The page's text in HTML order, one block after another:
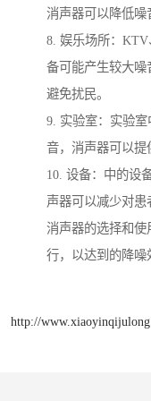
消声器可以降低噪
8. 娱乐场所：
备可能产生较大噪
避免扰民。
9. 实验室：实验
音，消声器可以提
10. 设备：中的设
声器可以减少对患
消声器的选择和使
行，以达到的降噪
http://